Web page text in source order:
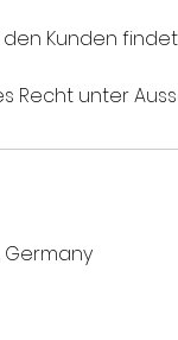
Kunden
Recht unter
Germany